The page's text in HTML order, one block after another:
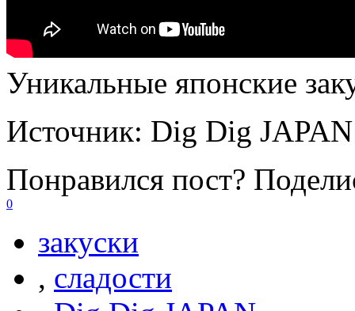
Уникальные японские
Источник: Dig Dig JAPAN
Понравился пост?
0
закуски
, сладости